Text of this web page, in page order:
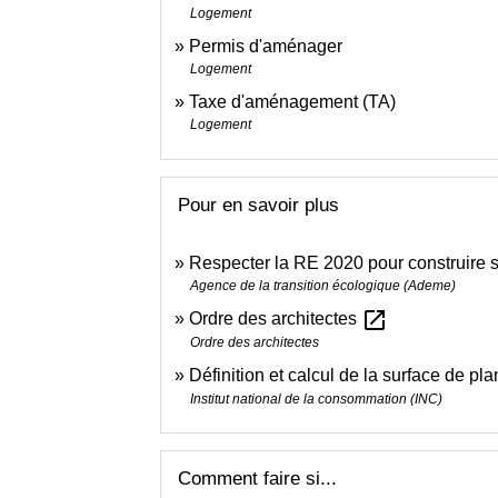
Logement
Permis d'aménager
Logement
Taxe d'aménagement (TA)
Logement
Pour en savoir plus
Respecter la RE 2020 pour construire
Agence de la transition écologique (Ademe)
Ordre des architectes open_in_new
Ordre des architectes
Définition et calcul de la surface de
Institut national de la consommation (INC)
Comment faire si...